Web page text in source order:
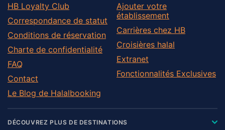
HB Loyalty Club
Correspondance de statut
Conditions de réservation
Charte de confidentialité
FAQ
Contact
Le Blog de Halalbooking
Ajouter votre
établissement
Carrières chez HB
Croisières halal
Extranet
Fonctionnalités Exclusives
DÉCOUVREZ PLUS DE DESTINATIONS